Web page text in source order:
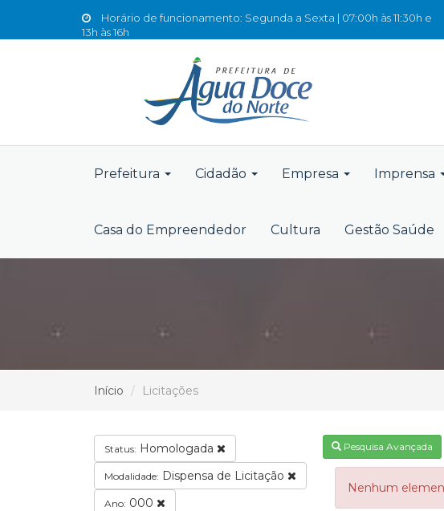
Horário de funcionamento: Segunda a Sexta | 07:00h às 11:30h e
13h às 16h
Prefeitura Cidadão Empresa Imprensa
Casa do Empreendedor Cultura Gestão Saúde
Início Licitações
Status: Homologada
Modalidade: Dispensa de Licitação
Ano: 000
Pesquisa Avançada
Nenhum